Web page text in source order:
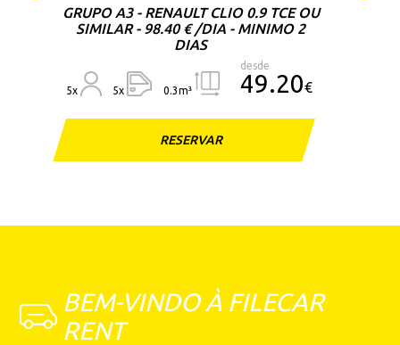
FORD TRANSIT TOURNEO 2.0 TDCI
130 CV 9 LUGARES (OU SIMILAR)
9x 5x
desde
147.60
RESERVAR
BEM-VINDO À FILECAR
RENT